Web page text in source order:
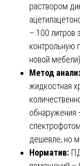
раствором
– 100 литров
контрольную
новой мебели).
Метод
жидкостная
обнаружения
дешевле, но
Норматив: